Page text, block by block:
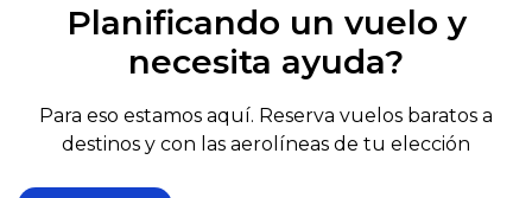
Planificando un vuelo y
necesita ayuda?
Para eso estamos aquí. Reserva vuelos baratos a
destinos y con las aerolíneas de tu elección